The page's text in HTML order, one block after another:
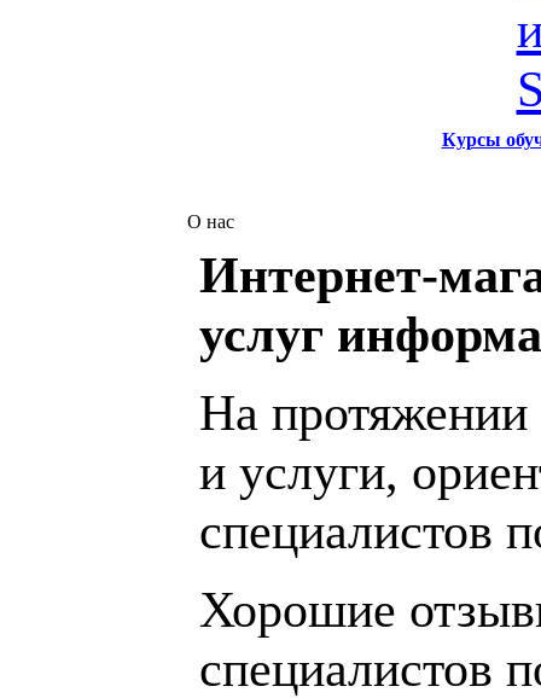
Курсы
О нас
Интернет-
услуг
На протяжении
и услуги,
специалистов
Хорошие
специалистов